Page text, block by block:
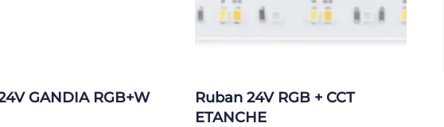
GANDIA RGB+W
Ruban 24V RGB + CCT
ETANCHE